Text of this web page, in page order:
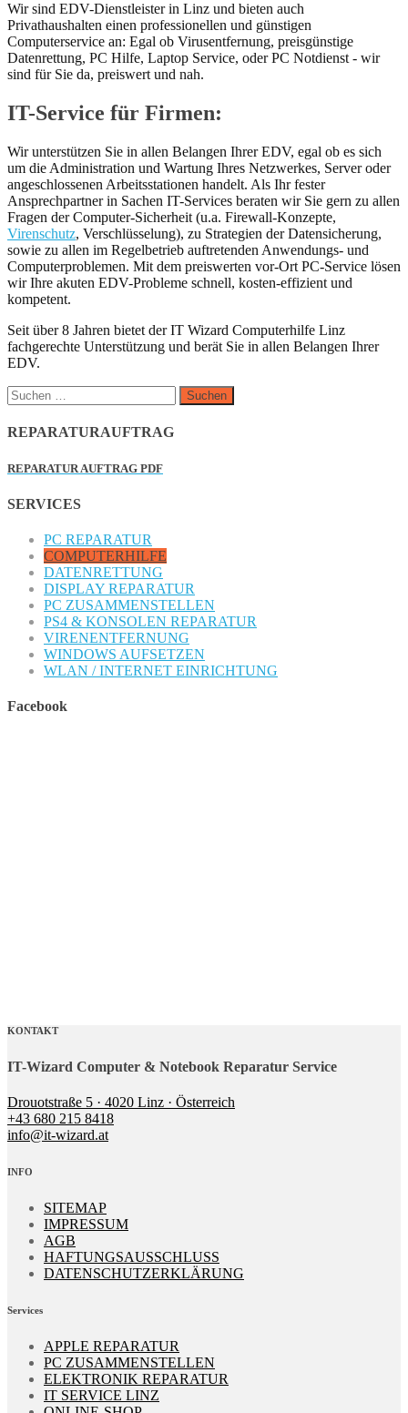
Wir sind EDV-Dienstleister in Linz und bieten auch
Privathaushalten einen professionellen und günstigen
Computerservice an: Egal ob Virusentfernung, preisgünstige
Datenrettung, PC Hilfe, Laptop Service, oder PC Notdienst - wir
sind für Sie da, preiswert und nah.
IT-Service für Firmen:
Wir unterstützen Sie in allen Belangen Ihrer EDV, egal ob es sich
um die Administration und Wartung Ihres Netzwerkes, Server oder
angeschlossenen Arbeitsstationen handelt. Als Ihr fester
Ansprechpartner in Sachen IT-Services beraten wir Sie gern zu allen
Fragen der Computer-Sicherheit (u.a. Firewall-Konzepte,
Virenschutz, Verschlüsselung), zu Strategien der Datensicherung,
sowie zu allen im Regelbetrieb auftretenden Anwendungs- und
Computerproblemen. Mit dem preiswerten vor-Ort PC-Service lösen
wir Ihre akuten EDV-Probleme schnell, kosten-effizient und
kompetent.
Seit über 8 Jahren bietet der IT Wizard Computerhilfe Linz
fachgerechte Unterstützung und berät Sie in allen Belangen Ihrer
EDV.
Suchen
nach:
REPARATURAUFTRAG
REPARATUR AUFTRAG PDF
SERVICES
PC REPARATUR
COMPUTERHILFE
DATENRETTUNG
DISPLAY REPARATUR
PC ZUSAMMENSTELLEN
PS4 & KONSOLEN REPARATUR
VIRENENTFERNUNG
WINDOWS AUFSETZEN
WLAN / INTERNET EINRICHTUNG
Facebook
KONTAKT
IT-Wizard Computer & Notebook Reparatur Service
Drouotstraße 5 · 4020 Linz · Österreich
+43 680 215 8418
info@it-wizard.at
INFO
SITEMAP
IMPRESSUM
AGB
HAFTUNGSAUSSCHLUSS
DATENSCHUTZERKLÄRUNG
Services
APPLE REPARATUR
PC ZUSAMMENSTELLEN
ELEKTRONIK REPARATUR
IT SERVICE LINZ